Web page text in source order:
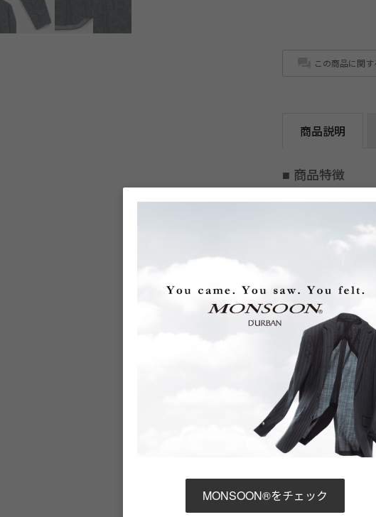
この商品に関
商品説明
■ 商品特徴
デニムライクな生地
力のロングスリーブシ
同系色でまとめた柄
なめらかな風合いと
同系色のアイテムや
ウォッシャブル/家庭洗
商品詳細
商品番号
ブランド商品番号
素材
MONSOON®をチェック